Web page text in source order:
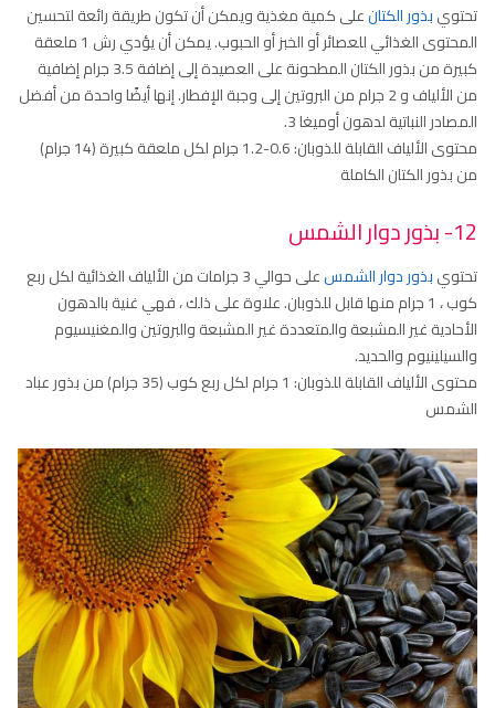
تحتويبذور الكتانعلى كمية مغذية ويمكن أن تكون طريقة رائعة لتحسين
المحتوى الغذائي للعصائر أو الخبز أو الحبوب. يمكن أن يؤدي رش 1 ملعقة
كبيرة من بذور الكتان المطحونة على العصيدة إلى إضافة 3.5 جرام إضافية
من الألياف و 2 جرام من البروتين إلى وجبة الإفطار. إنها أيضًا واحدة من أفضل
المصادر النباتية لدهون أوميغا 3.
محتوى الألياف القابلة للذوبان: 0.6-1.2 جرام لكل ملعقة كبيرة (14 جرام)
من بذور الكتان الكاملة
12- بذور دوار الشمس
تحتويبذور دوار الشمس
على حوالي 3 جرامات من الألياف الغذائية لكل ربع
كوب ، 1 جرام منها قابل للذوبان. علاوة على ذلك ، فهي غنية بالدهون
الأحادية غير المشبعة والمتعددة غير المشبعة والبروتين والمغنيسيوم
والسيلينيوم والحديد.
محتوى الألياف القابلة للذوبان: 1 جرام لكل ربع كوب (35 جرام) من بذور عباد
الشمس